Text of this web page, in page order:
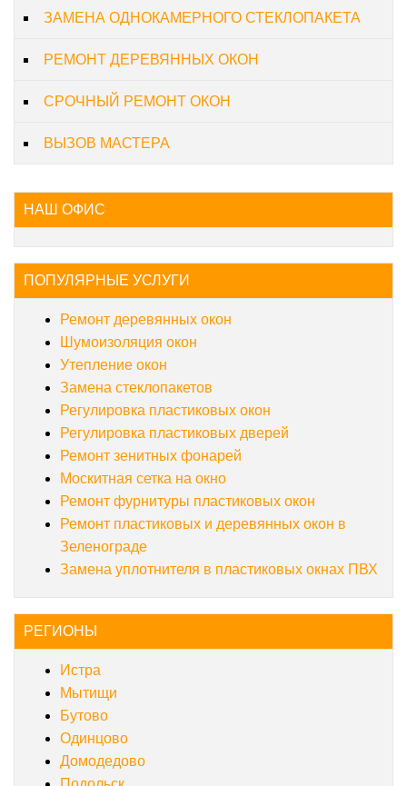
ЗАМЕНА ОДНОКАМЕРНОГО СТЕКЛОПАКЕТА
РЕМОНТ ДЕРЕВЯННЫХ ОКОН
СРОЧНЫЙ РЕМОНТ ОКОН
ВЫЗОВ МАСТЕРА
НАШ ОФИС
ПОПУЛЯРНЫЕ УСЛУГИ
Ремонт деревянных окон
Шумоизоляция окон
Утепление окон
Замена стеклопакетов
Регулировка пластиковых окон
Регулировка пластиковых дверей
Ремонт зенитных фонарей
Москитная сетка на окно
Ремонт фурнитуры пластиковых окон
Ремонт пластиковых и деревянных окон в
Зеленограде
Замена уплотнителя в пластиковых окнах ПВХ
РЕГИОНЫ
Истра
Мытищи
Бутово
Одинцово
Домодедово